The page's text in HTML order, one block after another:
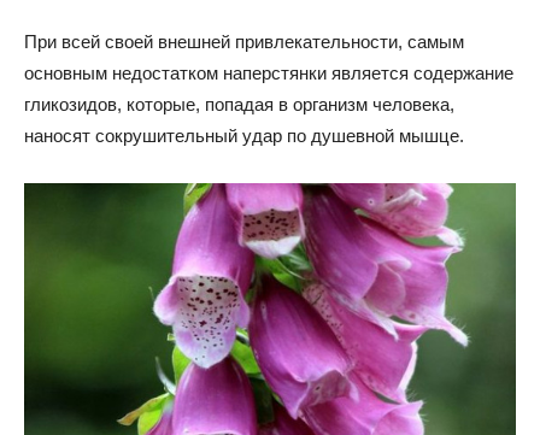
При всей своей внешней привлекательности, самым
основным недостатком наперстянки является содержание
гликозидов, которые, попадая в организм человека,
наносят сокрушительный удар по душевной мышце.